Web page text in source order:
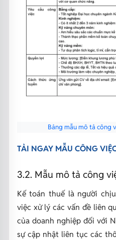
Bảng mẫu mô tả công
TẢI NGAY MẪU CÔNG
3.2. Mẫu mô tả công
Kế toán thuế là người
việc xử lý các vấn đề liên
của doanh nghiệp đối với
sự cập nhật liên tục các